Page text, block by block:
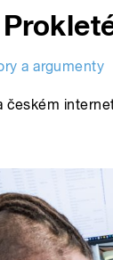
a argumenty
českém